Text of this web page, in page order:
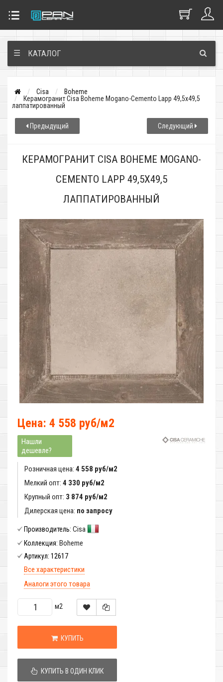
☰ КАТАЛОГ
Cisa
Boheme
Керамогранит Cisa Boheme Mogano-Cemento Lapp 49,5x49,5
лаппатированный
Предыдущий Следующий
КЕРАМОГРАНИТ CISA BOHEME MOGANO-
CEMENTO LAPP 49,5X49,5
ЛАППАТИРОВАННЫЙ
Цена: 4 558 руб/м2
Нашли
дешевле?
Розничная цена: 4 558 руб/м2
Мелкий опт: 4 330 руб/м2
Крупный опт: 3 874 руб/м2
Дилерская цена: по запросу
Производитель: Cisa
Коллекция: Boheme
Артикул: 12617
Все характеристики
Аналоги этого товара
м2
КУПИТЬ
КУПИТЬ В ОДИН КЛИК